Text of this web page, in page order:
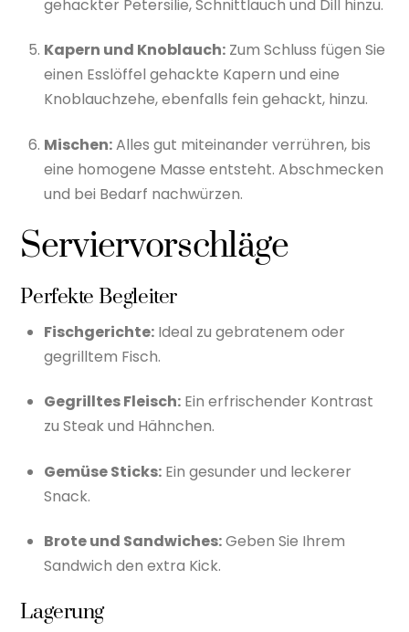
gehackter Petersilie, Schnittlauch und Dill hinzu.
Kapern und Knoblauch: Zum Schluss fügen Sie
einen Esslöffel gehackte Kapern und eine
Knoblauchzehe, ebenfalls fein gehackt, hinzu.
Mischen:Alles gut miteinander verrühren, bis
eine homogene Masse entsteht. Abschmecken
und bei Bedarf nachwürzen.
Serviervorschläge
Perfekte Begleiter
Fischgerichte: Ideal zu gebratenem oder
gegrilltem Fisch.
Gegrilltes Fleisch: Ein erfrischender Kontrast
zu Steak und Hähnchen.
Gemüse Sticks: Ein gesunder und leckerer
Snack.
Brote und Sandwiches:Geben Sie Ihrem
Sandwich den extra Kick.
Lagerung